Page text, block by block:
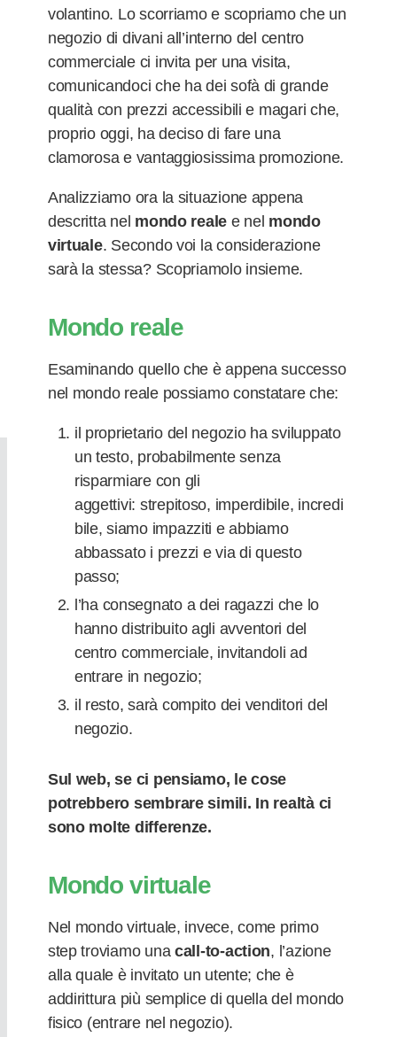
volantino. Lo scorriamo e scopriamo che un
negozio di divani all’interno del centro
commercialeci invita per una visita,
comunicandoci che ha dei sofà di grande
qualità con prezzi accessibili e magari che,
proprio oggi, ha deciso di fare una
clamorosa e vantaggiosissima promozione.
Analizziamo ora la situazione appena
descritta nel mondo reale e nel mondo
virtuale. Secondo voi la considerazione
sarà la stessa? Scopriamolo insieme.
Mondo reale
Esaminando quello che è appena successo
nel mondo reale possiamo constatare che:
il proprietario del negozio ha sviluppato
un testo, probabilmente senza
risparmiare con gli
aggettivi: strepitoso, imperdibile, incredi
bile, siamo impazziti e abbiamo
abbassato i prezzi e via di questo
passo;
l’ha consegnatoa dei ragazzi che lo
hanno distribuito agli avventori del
centro commerciale, invitandoliad
entrare in negozio;
il resto, sarà compito dei venditori del
negozio.
Sul web, se ci pensiamo, le cose
potrebbero sembrare simili. In realtà ci
sono molte differenze.
Mondo virtuale
Nel mondo virtuale, invece, come primo
step troviamo una call-to-action, l’azione
alla quale è invitato un utente; che è
addirittura più semplice di quella del mondo
fisico (entrare nel negozio).